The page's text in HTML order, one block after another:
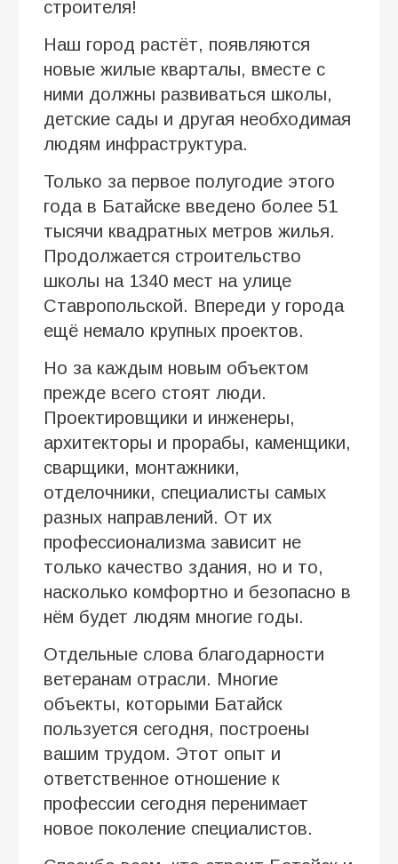
строителя!
Наш город растёт, появляются
новые жилые кварталы, вместе с
ними должны развиваться школы,
детские сады и другая необходимая
людям инфраструктура.
Только за первое полугодие этого
года в Батайске введено более 51
тысячи квадратных метров жилья.
Продолжается строительство
школы на 1340 мест на улице
Ставропольской. Впереди у города
ещё немало крупных проектов.
Но за каждым новым объектом
прежде всего стоят люди.
Проектировщики и инженеры,
архитекторы и прорабы, каменщики,
сварщики, монтажники,
отделочники, специалисты самых
разных направлений. От их
профессионализма зависит не
только качество здания, но и то,
насколько комфортно и безопасно в
нём будет людям многие годы.
Отдельные слова благодарности
ветеранам отрасли. Многие
объекты, которыми Батайск
пользуется сегодня, построены
вашим трудом. Этот опыт и
ответственное отношение к
профессии сегодня перенимает
новое поколение специалистов.